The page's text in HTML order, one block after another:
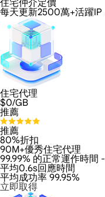
住宅仲介定價
每天更新2500萬+活躍IP
住宅代理
$0/GB
推薦
推薦
80%折扣
90M+優秀住宅代理
99.99% 的正常運作時間
平均0.6s回應時間
平均成功率 99.95%
立即取得